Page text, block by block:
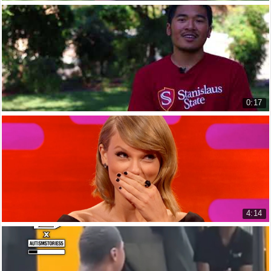
Phỏng vấn sinh viên NICOLE SILVA
Student Interviews NICOLE SILVA
6.690 lượt xem
0:17
phỏng vấn sinh viên NORIEL MOSTAJO
Student Interviews NORIEL MOSTAJ...
4:14
TAYLOR SWIFT's Fans *Die* at 1989 Secret Liste...
TAYLOR SWIFT